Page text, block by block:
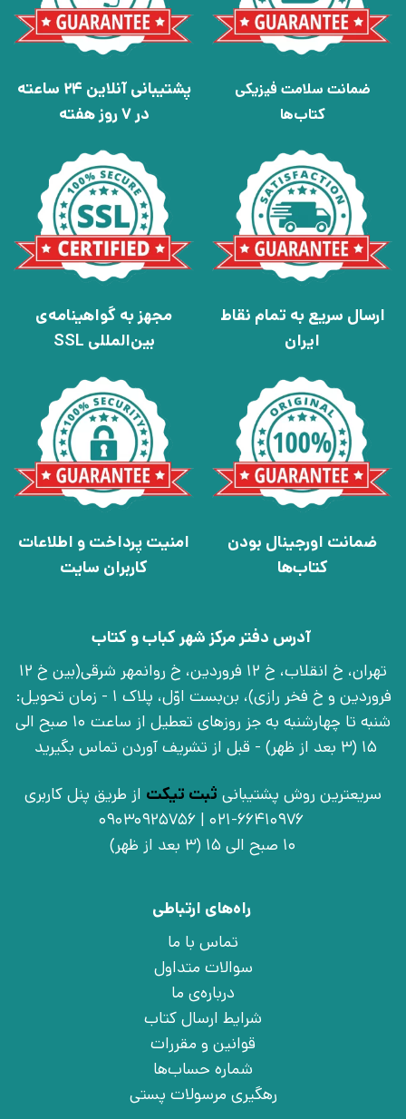
ضمانت سلامت فیزیکی
کتاب‌ها
پشتیبانی آنلاین 24 ساعته
در 7 روز هفته
ارسال سریع به تمام نقاط
ایران
مجهز به گواهینامه‌ی
بین‌المللی SSL
ضمانت اورجینال بودن
کتاب‌ها
امنیت پرداخت و اطلاعات
کاربران سایت
آدرس دفتر مرکز شهر کباب و کتاب
تهران، خ انقلاب، خ 12 فروردین، خ روانمهر شرقی(بین خ 12
فروردین و خ فخر رازی)، بن‌بست اوّل، پلاک 1 - زمان تحویل:
شنبه تا چهارشنبه به جز روزهای تعطیل از ساعت 10 صبح الی
15 (3 بعد از ظهر) - قبل از تشریف آوردن تماس بگیرید
سریعترین روش پشتیبانی ثبت تیکت از طریق پنل کاربری
021-66410976 | 09030925756
10 صبح الی 15 (3 بعد از ظهر)
راه‌های ارتباطی
تماس با ما
سوالات متداول
درباره‌ی ما
شرایط ارسال کتاب
قوانین و مقررات
شماره حساب‌ها
رهگیری مرسولات پستی